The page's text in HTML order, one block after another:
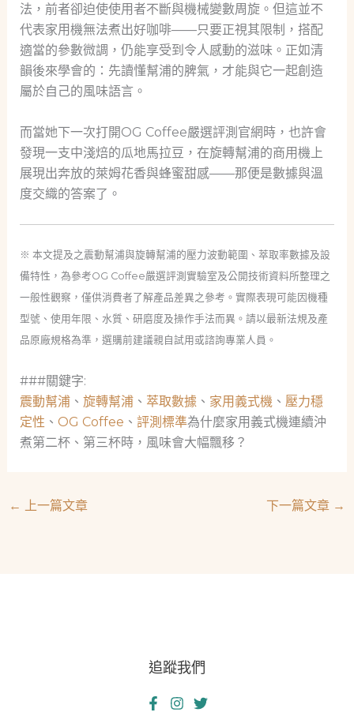
法，前者卻迫使使用者不斷與機械變數周旋。但這並不
代表家用機無法煮出好咖啡——只要正視其限制，搭配
適當的參數微調，仍能享受到令人感動的滋味。正如清
韻後來學會的：先讀懂幫浦的脾氣，才能與它一起創造
屬於自己的風味語言。
而當她下一次打開OG Coffee嚴選評測官網時，也許會
發現一支中淺焙的瓜地馬拉豆，在旋轉幫浦的商用機上
展現出奔放的萊姆花香與蜂蜜甜感——那便是數據與溫
度交織的答案了。
※ 本文提及之震動幫浦與旋轉幫浦的壓力波動範圍、萃取率數據及設
備特性，為參考OG Coffee嚴選評測實驗室及公開技術資料所整理之
一般性觀察，僅供消費者了解產品差異之參考。實際表現可能因機種
型號、使用年限、水質、研磨度及操作手法而異。請以最新法規及產
品原廠規格為準，選購前建議親自試用或諮詢專業人員。
###關鍵字:
震動幫浦、 旋轉幫浦、 萃取數據 、 家用義式機 、 壓力穩
定性 、 OG Coffee 、 評測標準為什麼家用義式機連續沖
煮第二杯、第三杯時，風味會大幅飄移？
← 上一篇文章 下一篇文章 →
追蹤我們